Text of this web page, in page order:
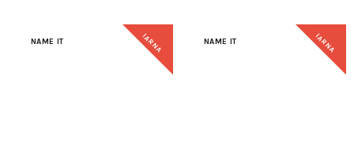
NAME IT IARNA NAME IT IARNA